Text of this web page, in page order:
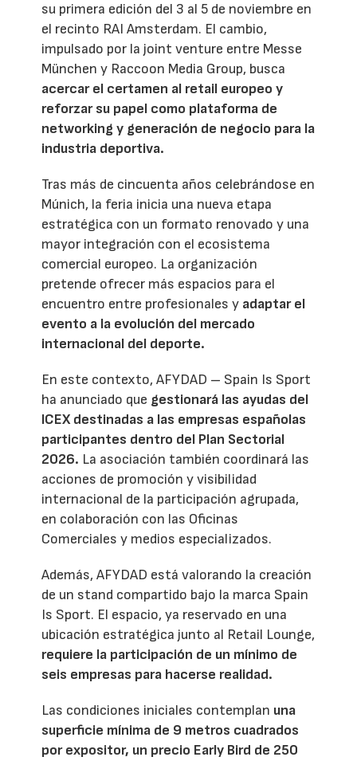
su primera edición del 3 al 5 de noviembre en
el recinto RAI Amsterdam. El cambio,
impulsado por la joint venture entre Messe
München y Raccoon Media Group, busca
acercar el certamen al retail europeo y
reforzar su papel como plataforma de
networking y generación de negocio para la
industria deportiva.
Tras más de cincuenta años celebrándose en
Múnich, la feria inicia una nueva etapa
estratégica con un formato renovado y una
mayor integración con el ecosistema
comercial europeo. La organización
pretende ofrecer más espacios para el
encuentro entre profesionales y adaptar el
evento a la evolución del mercado
internacional del deporte.
En este contexto, AFYDAD – Spain Is Sport
ha anunciado que gestionará las ayudas del
ICEX destinadas a las empresas españolas
participantes dentro del Plan Sectorial
2026. La asociación también coordinará las
acciones de promoción y visibilidad
internacional de la participación agrupada,
en colaboración con las Oficinas
Comerciales y medios especializados.
Además, AFYDAD está valorando la creación
de un stand compartido bajo la marca Spain
Is Sport. El espacio, ya reservado en una
ubicación estratégica junto al Retail Lounge,
requiere la participación de un mínimo de
seis empresas para hacerse realidad.
Las condiciones iniciales contemplan una
superficie mínima de 9 metros cuadrados
por expositor, un precio Early Bird de 250